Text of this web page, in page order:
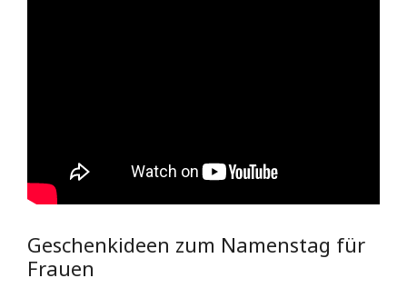
Geschenkideen zum Namenstag für
Frauen